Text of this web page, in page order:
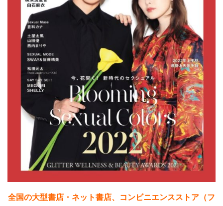
全国の大型書店・ネット書店、コンビニエンスストア（フ